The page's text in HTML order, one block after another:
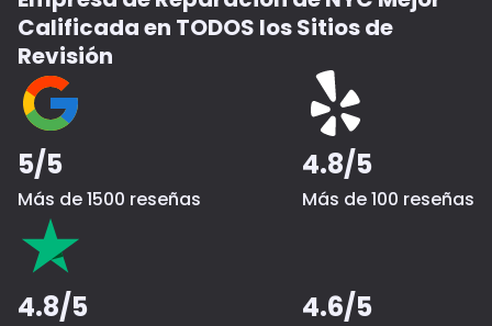
Calificada en TODOS los Sitios de
Revisión
5/5
Más de 1500 reseñas
4.8/5
Más de 100 reseñas
4.8/5 4.6/5